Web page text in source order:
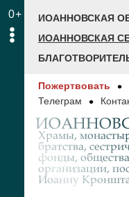
0+
ИОАННОВСКАЯ
ИОАННОВСКАЯ
Пожертвовать
Телеграм
Храмы,
братства,
фонды,
организации,
Иоанну